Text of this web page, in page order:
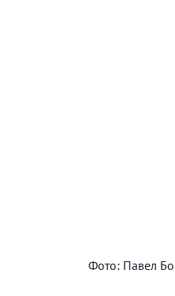
Фото: Павел